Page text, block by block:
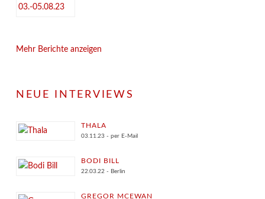
Mehr Berichte anzeigen
NEUE INTERVIEWS
THALA
03.11.23 - per E-Mail
BODI BILL
22.03.22 - Berlin
GREGOR MCEWAN